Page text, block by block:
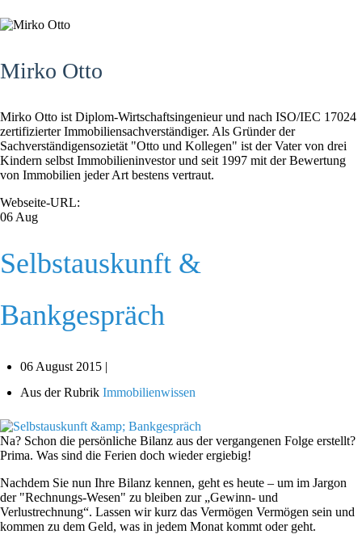
Mirko Otto
Mirko Otto ist Diplom-Wirtschaftsingenieur und nach ISO/IEC 17024
zertifizierter Immobiliensachverständiger. Als Gründer der
Sachverständigensozietät "Otto und Kollegen" ist der Vater von drei
Kindern selbst Immobilieninvestor und seit 1997 mit der Bewertung
von Immobilien jeder Art bestens vertraut.
Webseite-URL:
06 Aug
Selbstauskunft &
Bankgespräch
06 August 2015 |
Aus der Rubrik Immobilienwissen
Na? Schon die persönliche Bilanz aus der vergangenen Folge erstellt?
Prima. Was sind die Ferien doch wieder ergiebig!
Nachdem Sie nun Ihre Bilanz kennen, geht es heute – um im Jargon
der "Rechnungs-Wesen" zu bleiben zur „Gewinn- und
Verlustrechnung“. Lassen wir kurz das Vermögen Vermögen sein und
kommen zu dem Geld, was in jedem Monat kommt oder geht.